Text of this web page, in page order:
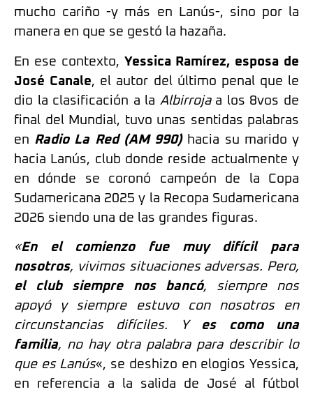
mucho cariño -y más en Lanús-, sino por la
manera en que se gestó la hazaña.
En ese contexto, Yessica Ramírez, esposa de
José Canale, el autor del último penal que le
dio la clasificación a la Albirrojaa los 8vos de
final del Mundial, tuvo unas sentidas palabras
en Radio La Red (AM 990)hacia su marido y
hacia Lanús, club donde reside actualmente y
en dónde se coronó campeón de la Copa
Sudamericana 2025 y la Recopa Sudamericana
2026 siendo una de las grandes figuras.
«En el comienzo fue muy difícil para
nosotros, vivimos situaciones adversas. Pero,
el club siempre nos bancó, siempre nos
apoyó y siempre estuvo con nosotros en
circunstancias difíciles. Y es como una
familia, no hay otra palabra para describir lo
que es Lanús«, se deshizo en elogios Yessica,
en referencia a la salida de José al fútbol